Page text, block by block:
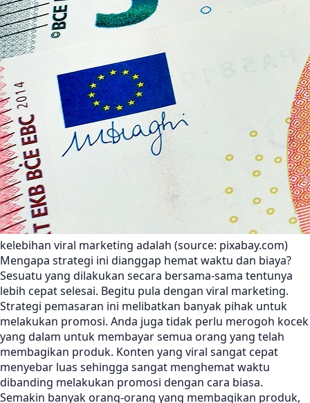
kelebihan viral marketing adalah (source: pixabay.com)
Mengapa strategi ini dianggap hemat waktu dan biaya?
Sesuatu yang dilakukan secara bersama-sama tentunya
lebih cepat selesai. Begitu pula dengan viral marketing.
Strategi pemasaran ini melibatkan banyak pihak untuk
melakukan promosi. Anda juga tidak perlu merogoh kocek
yang dalam untuk membayar semua orang yang telah
membagikan produk. Konten yang viral sangat cepat
menyebar luas sehingga sangat menghemat waktu
dibanding melakukan promosi dengan cara biasa.
Semakin banyak orang-orang yang membagikan produk,